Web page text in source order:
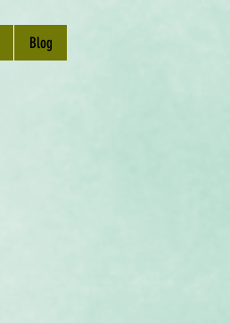
Blog